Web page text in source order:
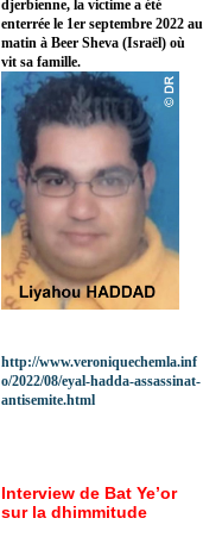
djerbienne, la victime a été
enterrée le 1er septembre 2022 au
matin à Beer Sheva (Israël) où
vit sa famille.
http://www.veroniquechemla.inf
o/2022/08/eyal-hadda-assassinat-
antisemite.html
Interview de Bat Ye’or
sur la dhimmitude